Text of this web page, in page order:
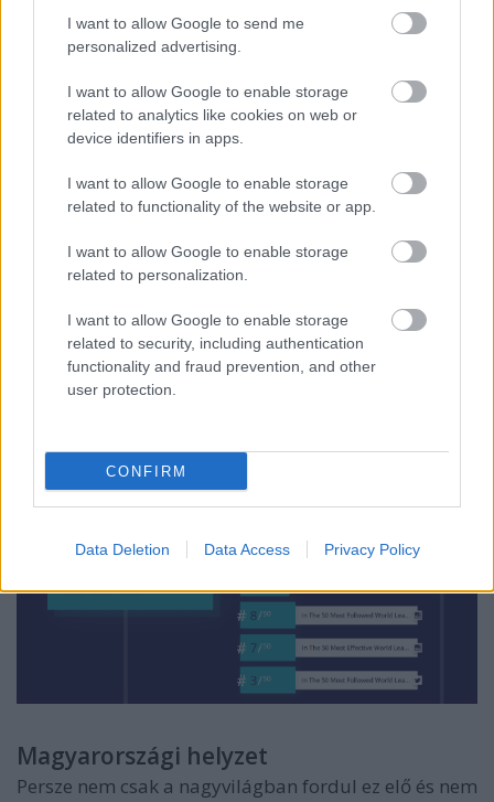
I want to allow Google to send me
personalized advertising.
I want to allow Google to enable storage
related to analytics like cookies on web or
device identifiers in apps.
I want to allow Google to enable storage
related to functionality of the website or app.
I want to allow Google to enable storage
related to personalization.
I want to allow Google to enable storage
related to security, including authentication
functionality and fraud prevention, and other
user protection.
CONFIRM
Data Deletion Data Access Privacy Policy
indonéziai elnök Joko Widodo és az amerikai elnök,
Donald Trump előzte meg. Azóta már feljebb került
egyel ezen a listán.
Magyarországi helyzet
Persze nem csak a nagyvilágban fordul ez elő és nem